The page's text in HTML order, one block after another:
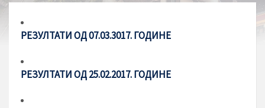
РЕЗУЛТАТИ ОД 07.03.3017. ГОДИНЕ
РЕЗУЛТАТИ ОД 25.02.2017. ГОДИНЕ